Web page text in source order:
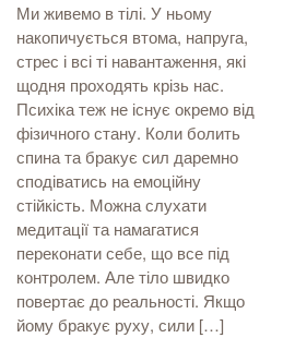
Ми живемо в тілі. У ньому
накопичується втома, напруга,
стрес і всі ті навантаження, які
щодня проходять крізь нас.
Психіка теж не існує окремо від
фізичного стану. Коли болить
спина та бракує сил даремно
сподіватись на емоційну
стійкість. Можна слухати
медитації та намагатися
переконати себе, що все під
контролем. Але тіло швидко
повертає до реальності. Якщо
йому бракує руху, сили […]